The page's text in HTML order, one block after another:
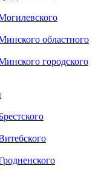
областного
городского